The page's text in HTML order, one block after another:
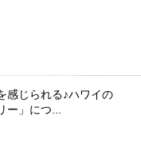
感じられる♪ハワイの
ー」につ...